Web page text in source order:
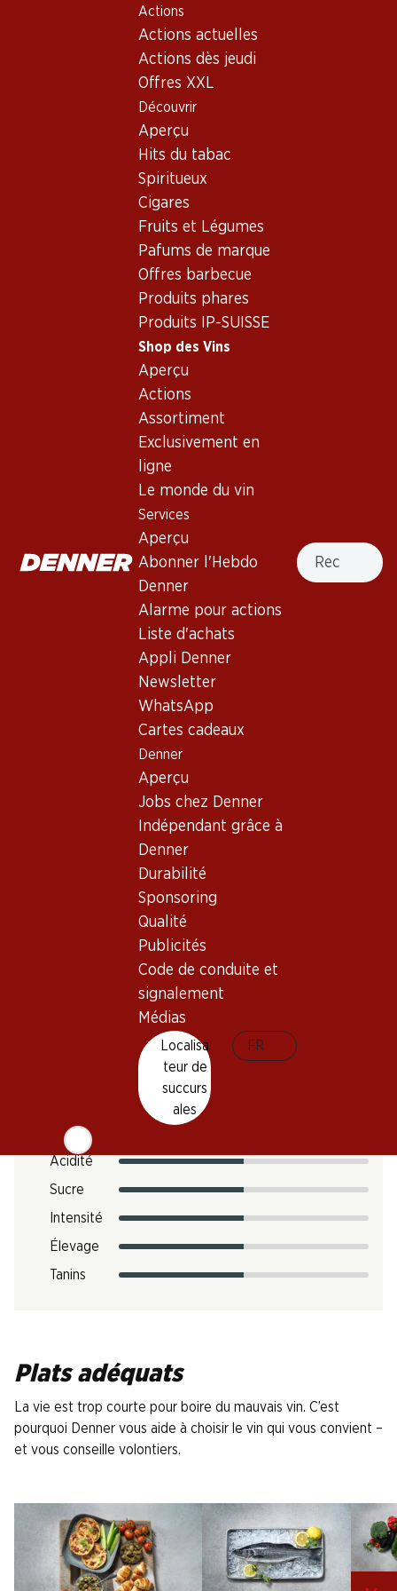
Actions
Actions actuelles
Actions dès jeudi
Offres XXL
Découvrir
Aperçu
Hits du tabac
Spiritueux
Cigares
Fruits et Légumes
Pafums de marque
Offres barbecue
Produits phares
Produits IP-SUISSE
Shop des Vins
Aperçu
Actions
Assortiment
Exclusivement en
ligne
Le monde du vin
Services
Aperçu
Abonner l'Hebdo
Denner
Alarme pour actions
Liste d'achats
Appli Denner
Newsletter
WhatsApp
Cartes cadeaux
Denner
Aperçu
Jobs chez Denner
Indépendant grâce à
Denner
Durabilité
Sponsoring
Qualité
Publicités
Code de conduite et
signalement
Médias
Localisa
teur de
succurs
ales
FR
Recherche
Shop des Vins
Italie
Vénétie
Villa Rasina Soave Classico DOC
Villa Rasina Soave Classico DOC
Vénétie
Robe jaune clair. Nez discret de fruits exotiques. Bouche
fine et délicate, à la finale persistante.
Bon à savoir
Température de dégustation
Empreinte carbone
Acidité
Sucre
Intensité
Élevage
Tanins
Plats adéquats
La vie est trop courte pour boire du mauvais vin. C’est
pourquoi Denner vous aide à choisir le vin qui vous convient –
et vous conseille volontiers.